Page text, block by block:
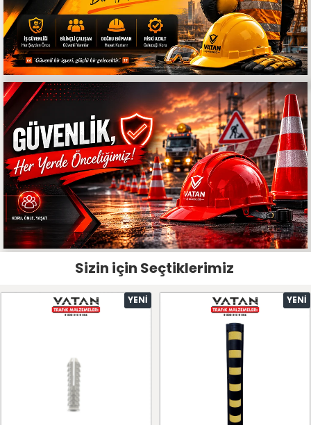
Sizin için Seçtiklerimiz
YENI YENI